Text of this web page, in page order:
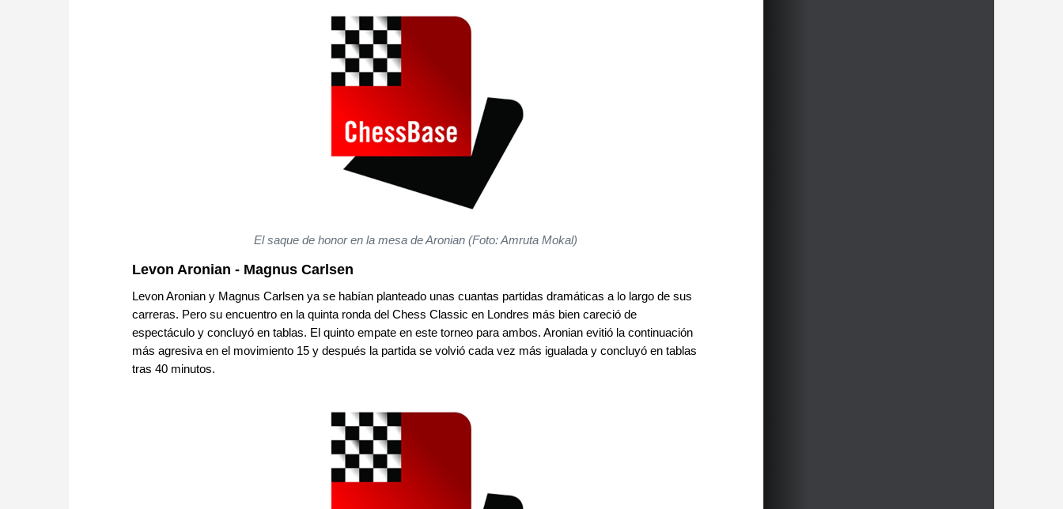
El saque de honor en la mesa de Aronian (Foto: Amruta Mokal)
Levon Aronian - Magnus Carlsen
Levon Aronian y Magnus Carlsen ya se habían planteado unas cuantas partidas dramáticas a lo largo de sus
carreras. Pero su encuentro en la quinta ronda del Chess Classic en Londres más bien careció de
espectáculo y concluyó en tablas. El quinto empate en este torneo para ambos. Aronian evitió la continuación
más agresiva en el movimiento 15 y después la partida se volvió cada vez más igualada y concluyó en tablas
tras 40 minutos.